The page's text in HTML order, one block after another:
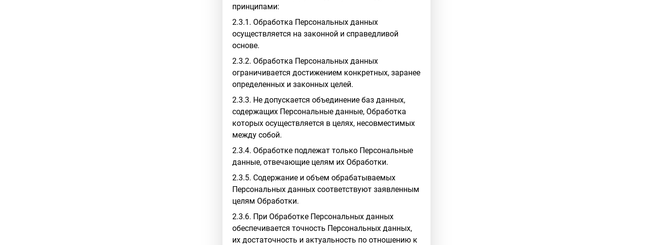
принципами:
2.3.1. Обработка Персональных данных
осуществляется на законной и справедливой
основе.
2.3.2. Обработка Персональных данных
ограничивается достижением конкретных, заранее
определенных и законных целей.
2.3.3. Не допускается объединение баз данных,
содержащих Персональные данные, Обработка
которых осуществляется в целях, несовместимых
между собой.
2.3.4. Обработке подлежат только Персональные
данные, отвечающие целям их Обработки.
2.3.5. Содержание и объем обрабатываемых
Персональных данных соответствуют заявленным
целям Обработки.
2.3.6. При Обработке Персональных данных
обеспечивается точность Персональных данных,
их достаточность и актуальность по отношению к